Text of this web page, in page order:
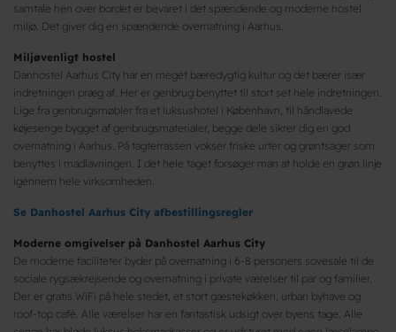
samtale hen over bordet er bevaret i det spændende og moderne hostel
miljø. Det giver dig en spændende overnatning i Aarhus.
Miljøvenligt hostel
Danhostel Aarhus City har en meget bæredygtig kultur og det bærer især
indretningen præg af. Her er genbrug benyttet til stort set hele indretningen.
Lige fra genbrugsmøbler fra et luksushotel i København, til håndlavede
køjesenge bygget af genbrugsmaterialer, begge dele sikrer dig en god
overnatning i Aarhus. På tagterrassen vokser friske urter og grøntsager som
benyttes i madlavningen. I det hele taget forsøger man at holde en grøn linje
igennem hele virksomheden.
Se Danhostel Aarhus City afbestillingsregler
Moderne omgivelser på Danhostel Aarhus City
De moderne faciliteter byder på overnatning i 6-8 personers sovesale til de
sociale rygsækrejsende og overnatning i private værelser til par og familier.
Der er gratis WiFi på hele stedet, et stort gæstekøkken, urban byhave og
roof-top café. Alle værelser har en fantastisk udsigt over byens tage. Alle